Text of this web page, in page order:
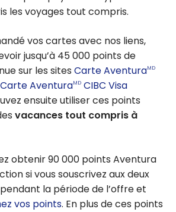
les voyages tout compris.
vos cartes avec nos liens,
jusqu’à 45 000 points de
sur les sites Carte AventuraMD
Carte AventuraMD CIBC Visa
ensuite utiliser ces points
vacances tout compris à
obtenir 90 000 points Aventura
si vous souscrivez aux deux
la période de l’offre et
vos points. En plus de ces points